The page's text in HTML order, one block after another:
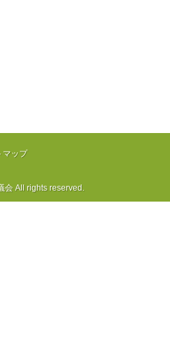
マップ
会 All rights reserved.